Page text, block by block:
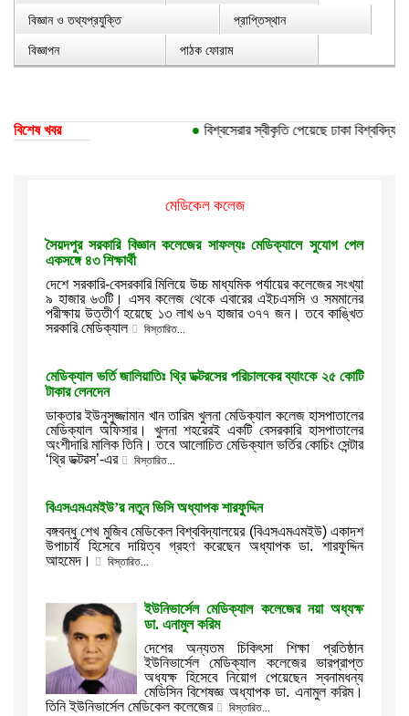
বিজ্ঞান ও তথ্যপ্রযুক্তি
প্রাপ্তিস্থান
বিজ্ঞাপন
পাঠক ফোরাম
বিশেষ খবর বিশ্বসেরার স্বীকৃতি পেয়েছে ঢাকা বিশ্ববিদ্যালয়ের ১০
মেডিকেল কলেজ
সৈয়দপুর সরকারি বিজ্ঞান কলেজের সাফল্যঃ মেডিক্যালে সুযোগ পেল
একসঙ্গে ৪৩ শিক্ষার্থী
দেশে সরকারি-বেসরকারি মিলিয়ে উচ্চ মাধ্যমিক পর্যায়ের কলেজের সংখ্যা
৯ হাজার ৬৩টি। এসব কলেজ থেকে এবারের এইচএসসি ও সমমানের
পরীক্ষায় উত্তীর্ণ হয়েছে ১৩ লাখ ৬৭ হাজার ৩৭৭ জন। তবে কাঙ্খিত
সরকারি মেডিক্যাল
বিস্তারিত...
মেডিক্যাল ভর্তি জালিয়াতি‍ঃ থ্রি ডক্টরসের পরিচালকের ব্যাংকে ২৫ কোটি
টাকার লেনদেন
ডাক্তার ইউনুসুজ্জামান খান তারিম খুলনা মেডিক্যাল কলেজ হাসপাতালের
মেডিক্যাল অফিসার। খুলনা শহরেরই একটি বেসরকারি হাসপাতালের
অংশীদারি মালিক তিনি। তবে আলোচিত মেডিক্যাল ভর্তির কোচিং সেন্টার
‘থ্রি ডক্টরস’-এর
বিস্তারিত...
বিএসএমএমইউ’র নতুন ভিসি অধ্যাপক শারফুদ্দিন
বঙ্গবন্ধু শেখ মুজিব মেডিকেল বিশ্ববিদ্যালয়ের (বিএসএমএমইউ) একাদশ
উপাচার্য হিসেবে দায়িত্ব গ্রহণ করেছেন অধ্যাপক ডা. শারফুদ্দিন
আহমেদ।
বিস্তারিত...
ইউনিভার্সেল মেডিক্যাল কলেজের নয়া অধ্যক্ষ
ডা. এনামুল করিম
দেশের অন্যতম চিকিৎসা শিক্ষা প্রতিষ্ঠান
ইউনিভার্সেল মেডিক্যাল কলেজের ভারপ্রাপ্ত
অধ্যক্ষ হিসেবে নিয়োগ পেয়েছেন স্বনামধন্য
মেডিসিন বিশেষজ্ঞ অধ্যাপক ডা. এনামুল করিম।
তিনি ইউনিভার্সেল মেডিকেল কলেজের
বিস্তারিত...